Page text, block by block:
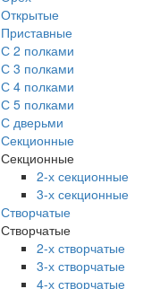
Открытые
Приставные
С 2 полками
С 3 полками
С 4 полками
С 5 полками
С дверьми
Секционные
Секционные
2-х секционные
3-х секционные
Створчатые
Створчатые
2-х створчатые
3-х створчатые
4-х створчатые